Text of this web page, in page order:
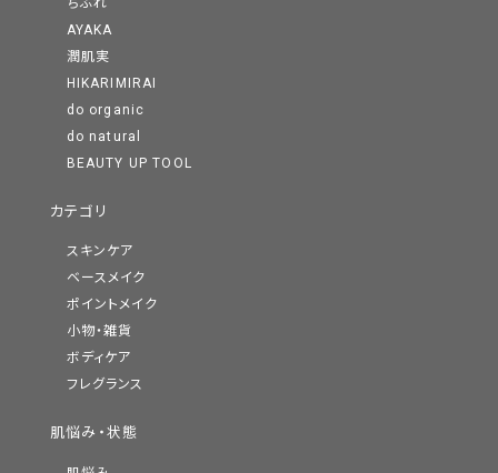
ちふれ
AYAKA
潤肌実
HIKARIMIRAI
do organic
do natural
BEAUTY UP TOOL
カテゴリ
スキンケア
ベースメイク
ポイントメイク
小物・雑貨
ボディケア
フレグランス
肌悩み・状態